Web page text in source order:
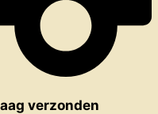
verzonden